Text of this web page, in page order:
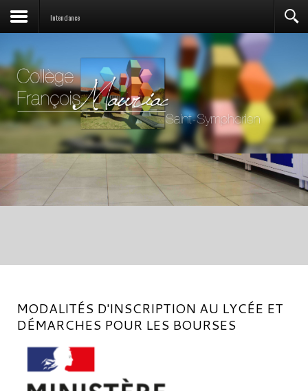
Intendance
MODALITÉS D'INSCRIPTION AU LYCÉE ET
DÉMARCHES POUR LES BOURSES